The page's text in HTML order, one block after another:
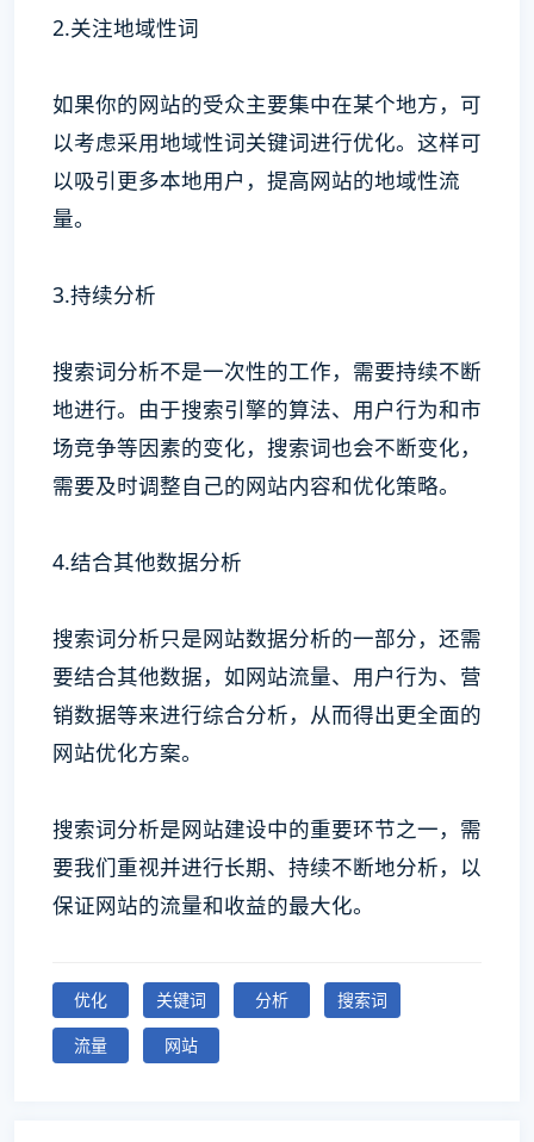
2.关注地域性词
如果你的网站的受众主要集中在某个地方，可
以考虑采用地域性词关键词进行优化。这样可
以吸引更多本地用户，提高网站的地域性流
量。
3.持续分析
搜索词分析不是一次性的工作，需要持续不断
地进行。由于搜索引擎的算法、用户行为和市
场竞争等因素的变化，搜索词也会不断变化，
需要及时调整自己的网站内容和优化策略。
4.结合其他数据分析
搜索词分析只是网站数据分析的一部分，还需
要结合其他数据，如网站流量、用户行为、营
销数据等来进行综合分析，从而得出更全面的
网站优化方案。
搜索词分析是网站建设中的重要环节之一，需
要我们重视并进行长期、持续不断地分析，以
保证网站的流量和收益的最大化。
优化 关键词 分析
搜索词
流量
网站